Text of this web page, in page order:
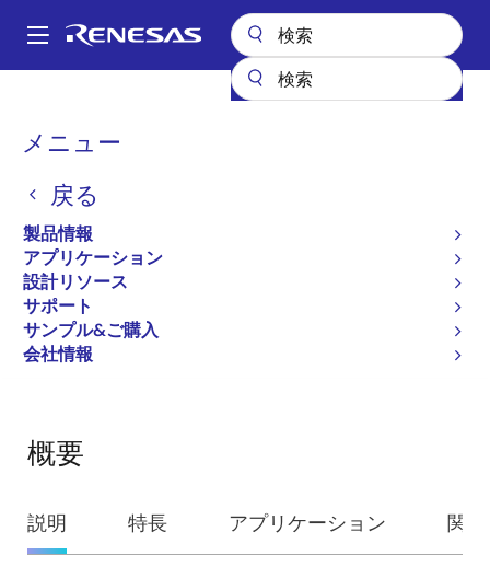
ン
Main
メニュー
戻る
製品情報
アプリケーション
設計リソース
サポート
サンプル&ご購入
会社情報
パ
く
ず
RX62N-Starter-Kit-Plus
Renesas Starter Kit+ for
RX62N
RX62N-Starter-Kit-Plus
ページセクションへ移動：
概要
概
要
説明 特長 アプリケーション 関